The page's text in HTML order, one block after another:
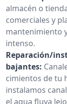
almacén o
comerciales y
mantenimiento
intenso.
Reparación/
bajantes:
cimientos de tu
instalamos
el agua fluya